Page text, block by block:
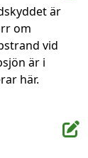
är
om
vid
är i
här.